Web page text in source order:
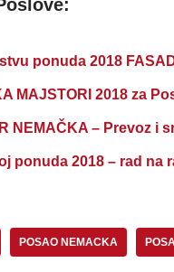
ponuda 2018
MAJSTORI 2018 za
NEMAČKA – Prevoz i
ponuda 2018 – rad
POSAO NEMACKA